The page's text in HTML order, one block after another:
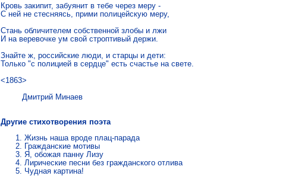
Кровь закипит, забуянит в тебе через меру -
С ней не стесняясь, прими полицейскую меру,
Стань обличителем собственной злобы и лжи
И на веревочке ум свой строптивый держи.
Знайте ж, российские люди, и старцы и дети:
Только "с полицией в сердце" есть счастье на свете.
<1863>
Дмитрий Минаев
Другие стихотворения поэта
Жизнь наша вроде плац-парада
Гражданские мотивы
Я, обожая панну Лизу
Лирические песни без гражданского отлива
Чудная картина!